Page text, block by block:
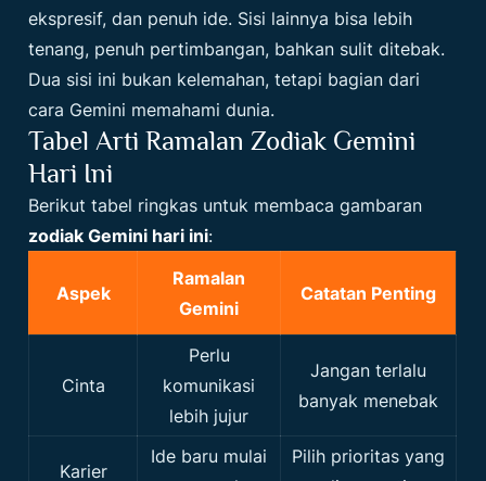
ekspresif, dan penuh ide. Sisi lainnya bisa lebih
tenang, penuh pertimbangan, bahkan sulit ditebak.
Dua sisi ini bukan kelemahan, tetapi bagian dari
cara Gemini memahami dunia.
Tabel Arti Ramalan Zodiak Gemini
Hari Ini
Berikut tabel ringkas untuk membaca gambaran
zodiak Gemini hari ini:
Aspek
Ramalan
Gemini
Catatan Penting
Cinta
Perlu
komunikasi
lebih jujur
Jangan terlalu
banyak menebak
Karier
Ide baru mulai
Pilih prioritas yang